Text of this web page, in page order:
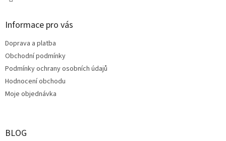
Informace pro vás
Doprava a platba
Obchodní podmínky
Podmínky ochrany osobních údajů
Hodnocení obchodu
Moje objednávka
BLOG